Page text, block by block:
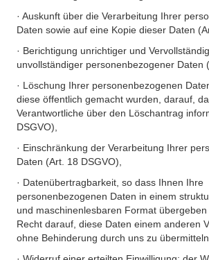
· Auskunft über die Verarbeitung Ihrer
Daten sowie auf eine Kopie dieser Daten
· Berichtigung unrichtiger und
unvollständiger personenbezogener Daten
· Löschung Ihrer personenbezogenen
diese öffentlich gemacht wurden, darauf,
Verantwortliche über den Löschantrag
DSGVO),
· Einschränkung der Verarbeitung Ihrer
Daten (Art. 18 DSGVO),
· Datenübertragbarkeit, so dass Ihnen Ihre
personenbezogenen Daten in einem
und maschinenlesbaren Format
Recht darauf, diese Daten einem anderen
ohne Behinderung durch uns zu